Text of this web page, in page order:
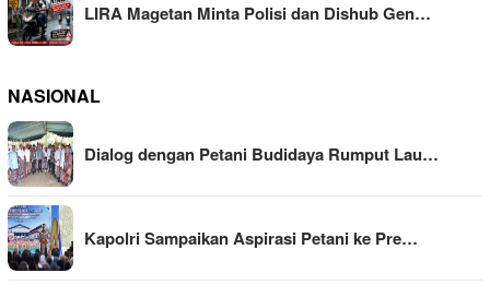
LIRA Magetan Minta Polisi dan Dishub Gen…
NASIONAL
Dialog dengan Petani Budidaya Rumput Lau…
Kapolri Sampaikan Aspirasi Petani ke Pre…